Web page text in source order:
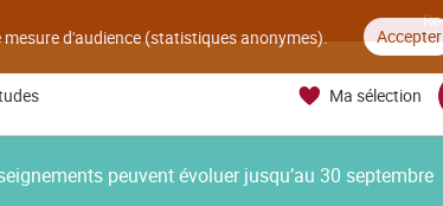
d'audience (statistiques anonymes). Accepter
Ma sélection
peuvent évoluer jusqu’au 30 septembre